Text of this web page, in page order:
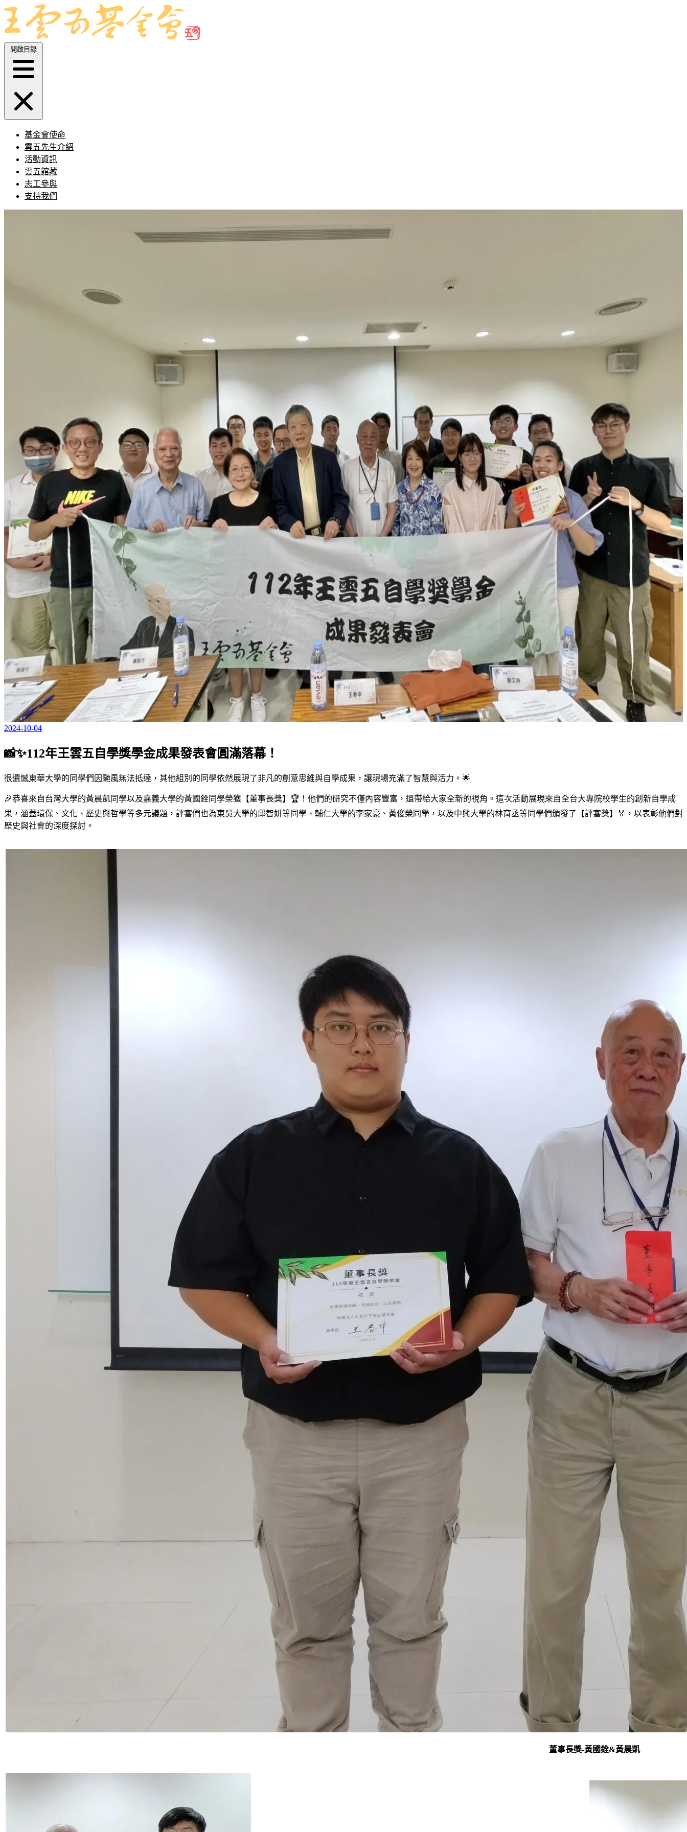
開啟目錄
基金會使命
雲五先生介紹
活動資訊
雲五館藏
志工參與
支持我們
2024-10-04
📸✨112年王雲五自學獎學金成果發表會圓滿落幕！
很遺憾東華大學的同學們因颱風無法抵達，其他組別的同學依然展現了非凡的創意思維與自學成果，讓現場充滿了智慧與活力。🌟
🎉恭喜來自台灣大學的黃晨凱同學以及嘉義大學的黃國銓同學榮獲【董事長獎】🏆！他們的研究不僅內容豐富，還帶給大家全新的視角。這次活動展現來自全台大專院校學生的創新自學成
果，涵蓋環保、文化、歷史與哲學等多元議題，評審們也為東吳大學的邱智妍等同學、輔仁大學的李家豪、黃俊榮同學，以及中興大學的林育丞等同學們頒發了【評審獎】🏅，以表彰他們對
歷史與社會的深度探討。
董事長獎-黃國銓&黃晨凱